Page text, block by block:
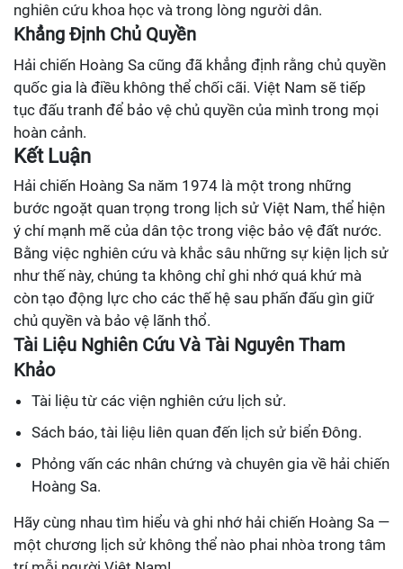
nghiên cứu khoa học và trong lòng người dân.
Khẳng Định Chủ Quyền
Hải chiến Hoàng Sa cũng đã khẳng định rằng chủ quyền
quốc gia là điều không thể chối cãi. Việt Nam sẽ tiếp
tục đấu tranh để bảo vệ chủ quyền của mình trong mọi
hoàn cảnh.
Kết Luận
Hải chiến Hoàng Sa năm 1974 là một trong những
bước ngoặt quan trọng trong lịch sử Việt Nam, thể hiện
ý chí mạnh mẽ của dân tộc trong việc bảo vệ đất nước.
Bằng việc nghiên cứu và khắc sâu những sự kiện lịch sử
như thế này, chúng ta không chỉ ghi nhớ quá khứ mà
còn tạo động lực cho các thế hệ sau phấn đấu gìn giữ
chủ quyền và bảo vệ lãnh thổ.
Tài Liệu Nghiên Cứu Và Tài Nguyên Tham
Khảo
Tài liệu từ các viện nghiên cứu lịch sử.
Sách báo, tài liệu liên quan đến lịch sử biển Đông.
Phỏng vấn các nhân chứng và chuyên gia về hải chiến
Hoàng Sa.
Hãy cùng nhau tìm hiểu và ghi nhớ hải chiến Hoàng Sa —
một chương lịch sử không thể nào phai nhòa trong tâm